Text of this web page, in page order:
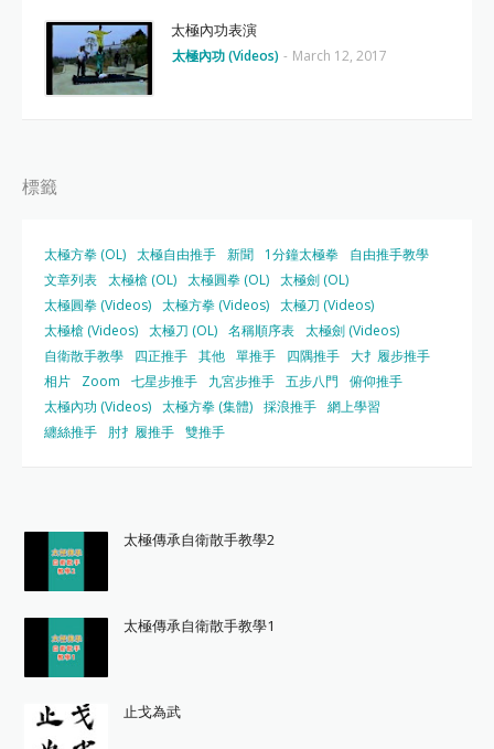
太極內功表演
太極內功 (Videos) - March 12, 2017
標籤
太極方拳 (OL) 太極自由推手 新聞 1分鐘太極拳
自由推手教學
文章列表 太極槍 (OL) 太極圓拳 (OL) 太極劍 (OL)
太極圓拳 (Videos) 太極方拳 (Videos) 太極刀 (Videos)
太極槍 (Videos) 太極刀 (OL) 名稱順序表 太極劍 (Videos)
自衛散手教學
四正推手 其他 單推手 四隅推手 大扌履步推手
相片
Zoom 七星步推手 九宮步推手 五步八門
俯仰推手
太極內功 (Videos) 太極方拳 (集體) 採浪推手 網上學習
纏絲推手
肘扌履推手 雙推手
太極傳承自衛散手教學2
太極傳承自衛散手教學1
止戈為武